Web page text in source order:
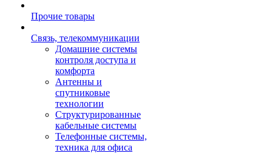
Прочие товары
Связь, телекоммуникации
Домашние системы
контроля доступа и
комфорта
Антенны и
спутниковые
технологии
Структурированные
кабельные системы
Телефонные системы,
техника для офиса